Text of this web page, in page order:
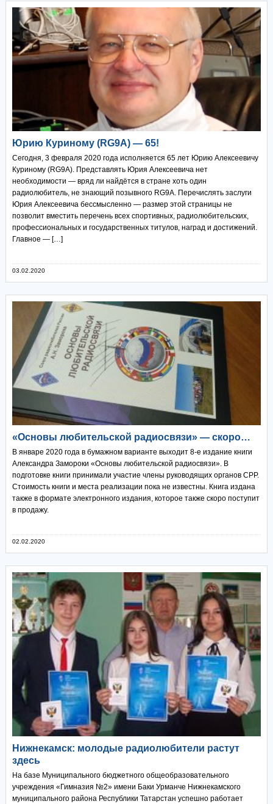
Юрию Куриному (RG9A) — 65!
Сегодня, 3 февраля 2020 года исполняется 65 лет Юрию Алексеевичу
Куриному (RG9A). Представлять Юрия Алексеевича нет
необходимости — вряд ли найдётся в стране хоть один
радиолюбитель, не знающий позывного RG9A. Перечислять заслуги
Юрия Алексеевича бессмысленно — размер этой страницы не
позволит вместить перечень всех спортивных, радиолюбительских,
профессиональных и государственных титулов, наград и достижений.
Главное — […]
03.02.2020
«Основы любительской радиосвязи» — скоро…
В январе 2020 года в бумажном варианте выходит 8-е издание книги
Александра Замороки «Основы любительской радиосвязи». В
подготовке книги принимали участие члены руководящих органов СРР.
Стоимость книги и места реализации пока не известны. Книга издана
также в формате электронного издания, которое также скоро поступит
в продажу.
02.02.2020
Нижнекамск: молодые радиолюбители растут
здесь
На базе Муниципального бюджетного общеобразовательного
учреждения «Гимназия №2» имени Баки Урманче Нижнекамского
муниципального района Республики Татарстан успешно работает